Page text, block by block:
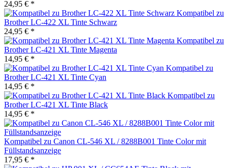
24,95 € *
Kompatibel zu
Brother LC-422 XL Tinte Schwarz
24,95 € *
Kompatibel zu
Brother LC-421 XL Tinte Magenta
14,95 € *
Kompatibel zu
Brother LC-421 XL Tinte Cyan
14,95 € *
Kompatibel zu
Brother LC-421 XL Tinte Black
14,95 € *
Kompatibel zu Canon CL-546 XL / 8288B001 Tinte Color mit
Füllstandsanzeige
17,95 € *